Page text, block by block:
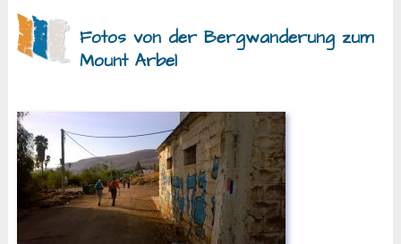
Fotos von der Bergwanderung zum
Mount Arbel